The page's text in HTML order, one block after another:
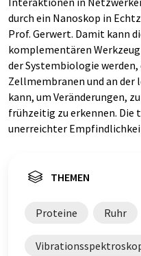
durch ein Nanoskop in
Prof. Gerwert. Damit kann
komplementären
der Systembiologie werden,
Zellmembranen und an der
kann, um Veränderungen,
frühzeitig zu erkennen. Die
unerreichter
THEMEN
Proteine Ruhr